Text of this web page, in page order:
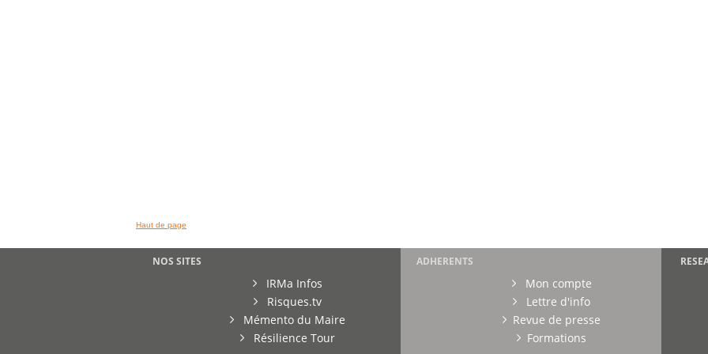
Haut de page
NOS SITES
IRMa Infos
Risques.tv
Mémento du Maire
Résilience Tour
ADHERENTS
Mon compte
Lettre d'info
Revue de presse
Formations